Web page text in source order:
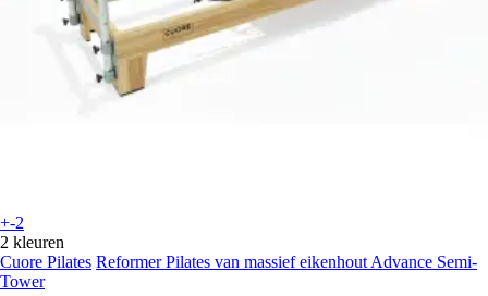
+-2
2 kleuren
Cuore Pilates Reformer Pilates van massief eikenhout Advance Semi-
Tower